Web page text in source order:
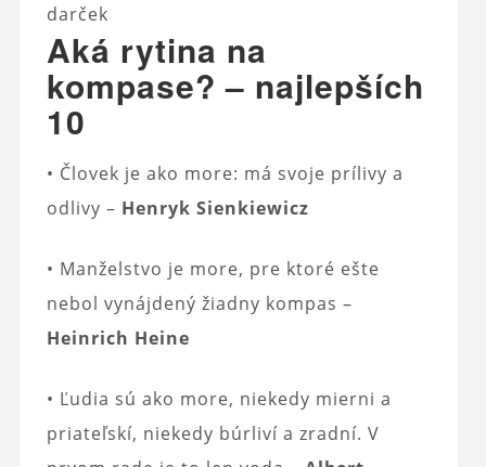
darček
Aká rytina na
kompase? – najlepších
10
• Človek je ako more: má svoje prílivy a
odlivy – Henryk Sienkiewicz
• Manželstvo je more, pre ktoré ešte
nebol vynájdený žiadny kompas –
Heinrich Heine
• Ľudia sú ako more, niekedy mierni a
priateľskí, niekedy búrliví a zradní. V